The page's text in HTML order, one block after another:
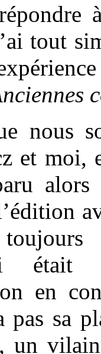
tout
nous
et moi,
était
on en
pas sa
un